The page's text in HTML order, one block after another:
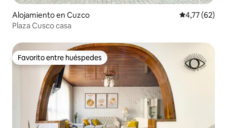
Alojamiento en Cuzco Calificación
4,77 (62)
Plaza Cusco casa
Favorito entre huéspedes
Favorito entre huéspedes